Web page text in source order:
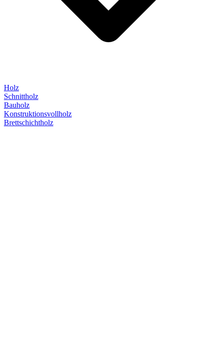
Holz
Schnittholz
Bauholz
Konstruktionsvollholz
Brettschichtholz